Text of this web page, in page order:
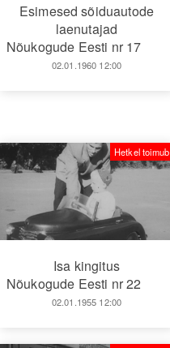
Esimesed sõiduautode
laenutajad
Nõukogude Eesti nr 17
02.01.1960 12:00
Isa kingitus
Nõukogude Eesti nr 22
02.01.1955 12:00
Hetkel toimub